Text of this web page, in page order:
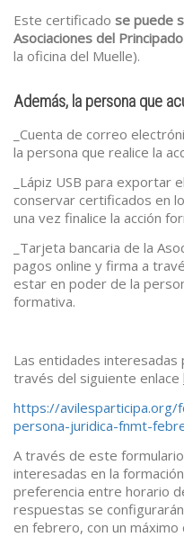
Este certificado se puede
Asociaciones del
la oficina del Muelle).
Además, la persona que
_Cuenta de correo
la persona que realice la
_Lápiz USB para exportar
conservar certificados en
una vez finalice la acción
_Tarjeta bancaria de la
pagos online y firma a
estar en poder de la
formativa.
Las entidades interesadas
través del siguiente enlace
https://avilesparticipa.org/
persona-juridica-fnmt-
A través de este
interesadas en la
preferencia entre horario
respuestas se
en febrero, con un